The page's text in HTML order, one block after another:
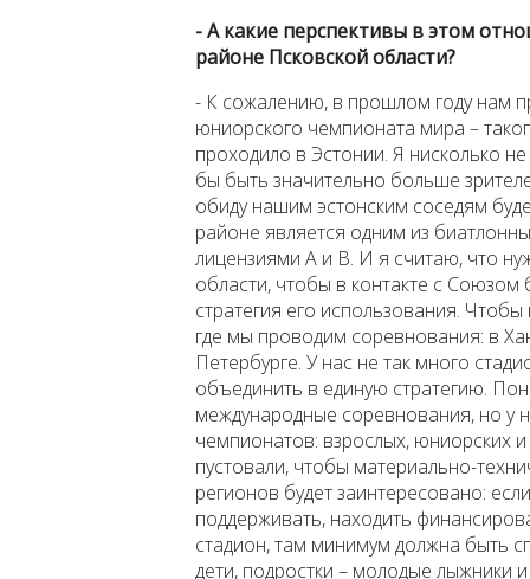
- А какие перспективы в этом
районе Псковской области?
- К сожалению, в прошлом году нам
юниорского чемпионата мира –
проходило в Эстонии. Я нисколько
бы быть значительно больше
обиду нашим эстонским соседям
районе является одним из
лицензиями А и В. И я считаю, что
области, чтобы в контакте с
стратегия его использования.
где мы проводим соревнования: в
Петербурге. У нас не так много
объединить в единую стратегию.
международные соревнования, но у
чемпионатов: взрослых, юниорских
пустовали, чтобы материально-
регионов будет заинтересовано:
поддерживать, находить
стадион, там минимум должна быть
дети, подростки – молодые лыжники